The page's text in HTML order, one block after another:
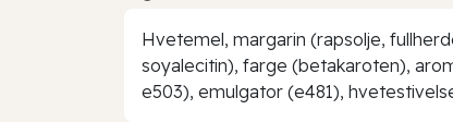
Hvetemel, margarin (rapsolje,
soyalecitin), farge (betakaroten),
e503), emulgator (e481),